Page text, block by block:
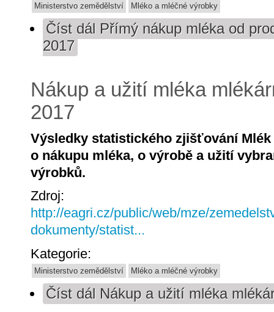
Ministerstvo zemědělství Mléko a mléčné výrobky
Číst dál Přímý nákup mléka od
2017
Nákup a užití mléka
2017
Výsledky statistického zjišťování Mlék
o nákupu mléka, o výrobě a užití
výrobků.
Zdroj:
http://eagri.cz/public/web/mze/
dokumenty/statist...
Kategorie:
Ministerstvo zemědělství Mléko a mléčné výrobky
Číst dál Nákup a užití mléka